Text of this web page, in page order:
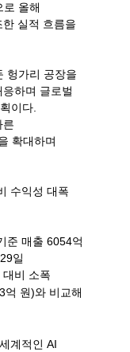
로 올해
실적 흐름을
헝가리 공장을
하며 글로벌
이다
른
확대하며
수익성 대폭
준 매출 6054억
29일
대비 소폭
억 원)와 비교해
계적인 AI